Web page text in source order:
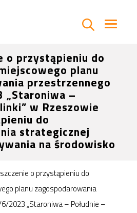
o przystąpieniu do
planu
przestrzennego
–
w Rzeszowie
do
strategicznej
na środowisko
o przystąpieniu do
planu zagospodarowania
2023 „Staroniwa – Południe –